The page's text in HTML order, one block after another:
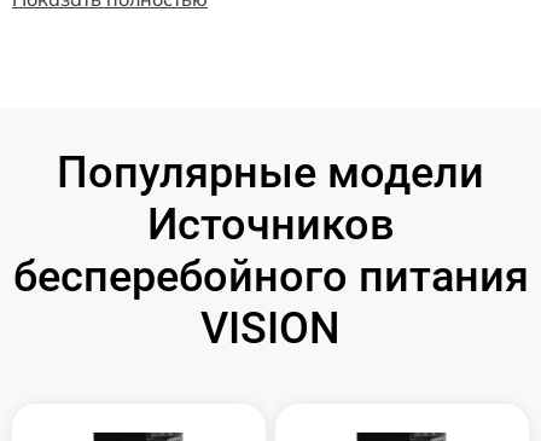
Популярные модели
Источников
бесперебойного питания
VISION